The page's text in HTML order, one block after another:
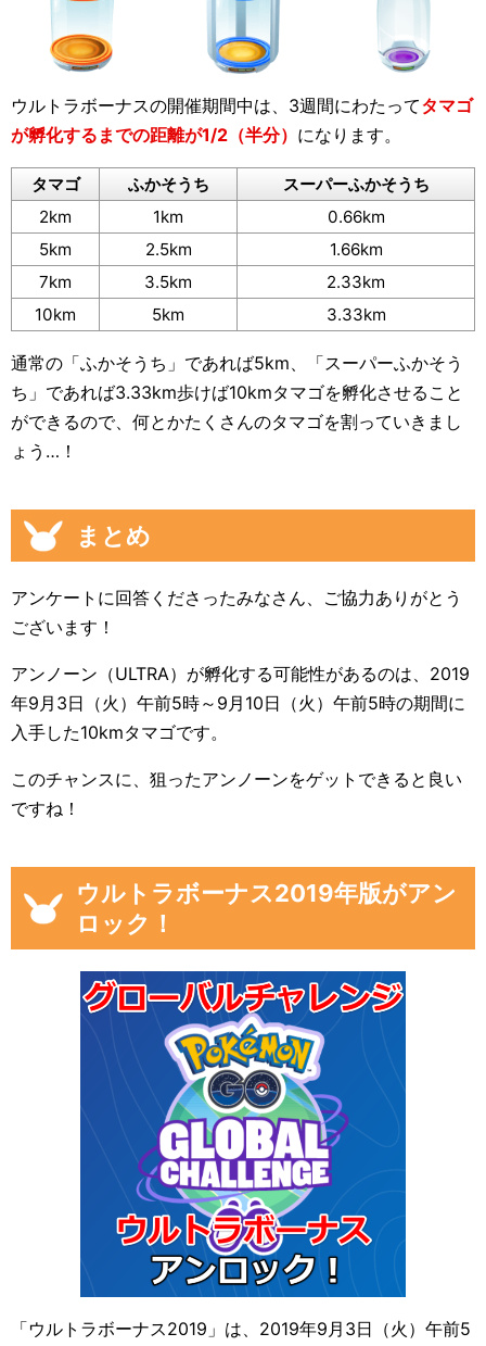
ウルトラボーナスの開催期間中は、3週間にわたってタマゴ
が孵化するまでの距離が1/2（半分） になります。
タマゴ ふかそうち
スーパーふかそうち
2km
1km
0.66km
5km
2.5km
1.66km
7km
3.5km
2.33km
10km
5km 3.33km
通常の「ふかそうち」であれば5km、「スーパーふかそう
ち」であれば3.33km歩けば10kmタマゴを孵化させること
ができるので、何とかたくさんのタマゴを割っていきまし
ょう…！
まとめ
アンケートに回答くださったみなさん、ご協力ありがとう
ございます！
アンノーン（ULTRA）が孵化する可能性があるのは、2019
年9月3日（火）午前5時～9月10日（火）午前5時の期間に
入手した10kmタマゴです。
このチャンスに、狙ったアンノーンをゲットできると良い
ですね！
ウルトラボーナス2019年版がアン
ロック！
「ウルトラボーナス2019」は、2019年9月3日（火）午前5